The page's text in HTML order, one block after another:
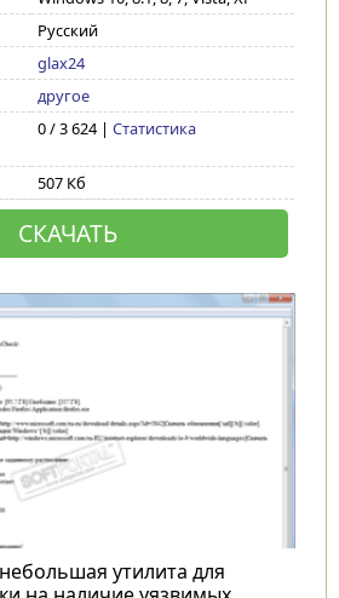
Русский
glax24
другое
0 / 3 624 | Статистика
507 Кб
СКАЧАТЬ
утилита для